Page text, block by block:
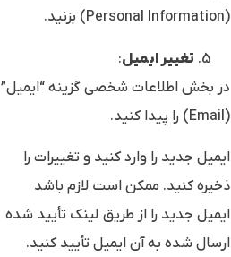
(Personal Information) بزنید.
تغییر ایمیل:
در بخش اطلاعات شخصی گزینه “ایمیل”
(Email) را پیدا کنید.
ایمیل جدید را وارد کنید و تغییرات را
ذخیره کنید. ممکن است لازم باشد
ایمیل جدید را از طریق لینک تأیید شده
ارسال شده به آن ایمیل تأیید کنید.